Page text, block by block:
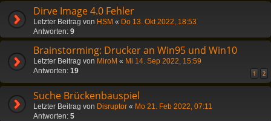
Dirve Image 4.0 Fehler
Letzter Beitrag von HSM « Do 13. Okt 2022, 18:53
Antworten: 9
Brainstorming: Drucker an Win95 und Win10
Letzter Beitrag von MiroM « Mi 14. Sep 2022, 15:59
Antworten: 19 1 2
Suche Brückenbauspiel
Letzter Beitrag von Disruptor « Mo 21. Feb 2022, 07:11
Antworten: 5